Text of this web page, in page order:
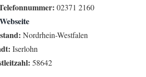
02371 2160
Webseite
Nordrhein-Westfalen
Iserlohn
58642